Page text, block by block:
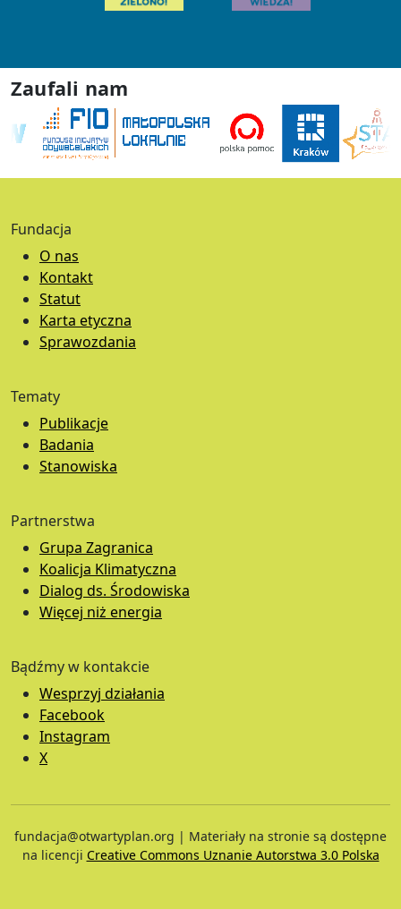
Zaufali nam
Fundacja
O nas
Kontakt
Statut
Karta etyczna
Sprawozdania
Tematy
Publikacje
Badania
Stanowiska
Partnerstwa
Grupa Zagranica
Koalicja Klimatyczna
Dialog ds. Środowiska
Więcej niż energia
Bądźmy w kontakcie
Wesprzyj działania
Facebook
Instagram
X
fundacja@otwartyplan.org | Materiały na stronie są dostępne
na licencji Creative Commons Uznanie Autorstwa 3.0 Polska